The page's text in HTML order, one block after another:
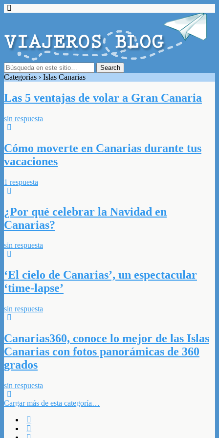
Categorías › Islas Canarias
Las 5 ventajas de volar a Gran Canaria
sin respuesta
Cómo moverte en Canarias durante tus
vacaciones
1 respuesta
¿Por qué celebrar la Navidad en
Canarias?
sin respuesta
‘El cielo de Canarias’, un espectacular
‘time-lapse’
sin respuesta
Canarias360, conoce lo mejor de las Islas
Canarias con fotos panorámicas de 360
grados
sin respuesta
Cargar más de esta categoría…